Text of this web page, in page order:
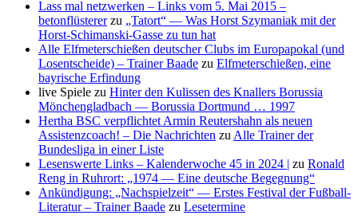
Lass mal netzwerken – Links vom 5. Mai 2015 –
betonflüstererzu „Tatort“ — Was Horst Szymaniak mit der
Horst-Schimanski-Gasse zu tun hat
Alle Elfmeterschießen deutscher Clubs im Europapokal (und
Losentscheide) – Trainer Baade zu Elfmeterschießen, eine
bayrische Erfindung
live Spiele zu Hinter den Kulissen des Knallers Borussia
Mönchengladbach — Borussia Dortmund … 1997
Hertha BSC verpflichtet Armin Reutershahn als neuen
Assistenzcoach! – Die Nachrichten zu Alle Trainer der
Bundesliga in einer Liste
Lesenswerte Links – Kalenderwoche 45 in 2024 | zu Ronald
Reng in Ruhrort: „1974 — Eine deutsche Begegnung“
Ankündigung: „Nachspielzeit“ — Erstes Festival der Fußball-
Literatur – Trainer Baade zu Lesetermine